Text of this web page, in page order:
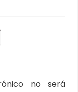
no será